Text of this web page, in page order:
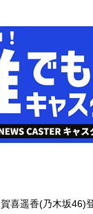
賀喜遥香(乃木坂46)